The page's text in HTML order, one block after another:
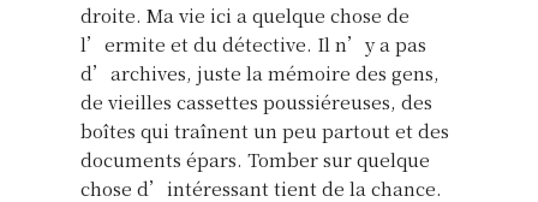
droite. Ma vie ici a quelque chose de
l’ermite et du détective. Il n’y a pas
d’archives, juste la mémoire des gens,
de vieilles cassettes poussiéreuses, des
boîtes qui traînent un peu partout et des
documents épars. Tomber sur quelque
chose d’intéressant tient de la chance.